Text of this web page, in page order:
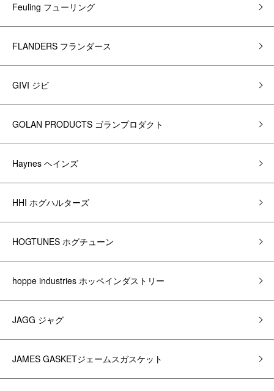
Feuling フューリング
FLANDERS フランダース
GIVI ジビ
GOLAN PRODUCTS ゴランプロダクト
Haynes ヘインズ
HHI ホグハルターズ
HOGTUNES ホグチューン
hoppe industries ホッペインダストリー
JAGG ジャグ
JAMES GASKETジェームスガスケット